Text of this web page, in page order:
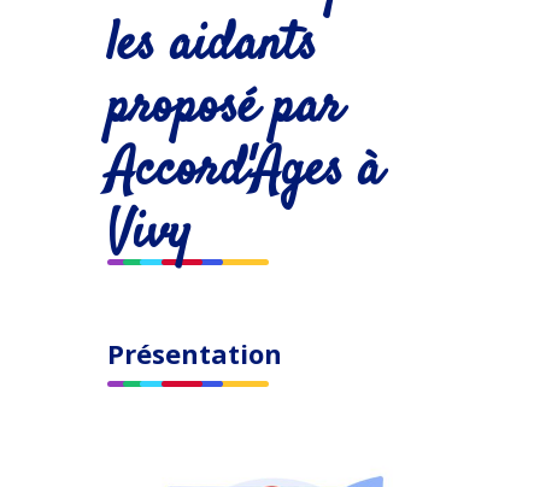
les aidants
proposé par
Accord'Ages à
Vivy
Présentation